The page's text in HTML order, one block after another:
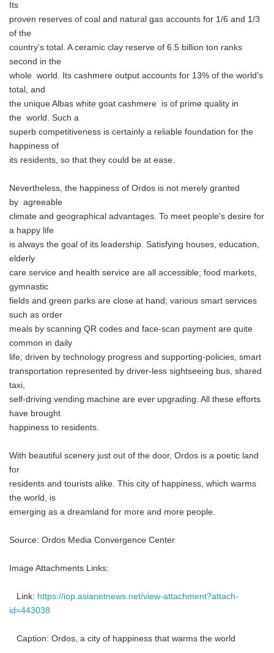
Its
proven reserves of coal and natural gas accounts for 1/6 and 1/3
of the
country's total. A ceramic clay reserve of 6.5 billion ton ranks
second in the
whole world. Its cashmere output accounts for 13% of the world's
total, and
the unique Albas white goat cashmere is of prime quality in
the world. Such a
superb competitiveness is certainly a reliable foundation for the
happiness of
its residents, so that they could be at ease.
Nevertheless, the happiness of Ordos is not merely granted
by agreeable
climate and geographical advantages. To meet people's desire for
a happy life
is always the goal of its leadership. Satisfying houses, education,
elderly
care service and health service are all accessible; food markets,
gymnastic
fields and green parks are close at hand; various smart services
such as order
meals by scanning QR codes and face-scan payment are quite
common in daily
life; driven by technology progress and supporting-policies, smart
transportation represented by driver-less sightseeing bus, shared
taxi,
self-driving vending machine are ever upgrading. All these efforts
have brought
happiness to residents.
With beautiful scenery just out of the door, Ordos is a poetic land
for
residents and tourists alike. This city of happiness, which warms
the world, is
emerging as a dreamland for more and more people.
Source: Ordos Media Convergence Center
Image Attachments Links:
Link: https://iop.asianetnews.net/view-attachment?attach-
id=443038
Caption: Ordos, a city of happiness that warms the world